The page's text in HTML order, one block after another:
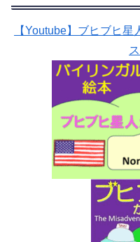
【Youtube】ブヒブヒ